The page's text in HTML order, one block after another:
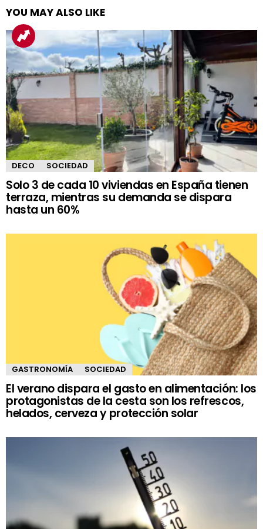
YOU MAY ALSO LIKE
DECO SOCIEDAD
Solo 3 de cada 10 viviendas en España tienen
terraza, mientras su demanda se dispara
hasta un 60%
GASTRONOMÍA SOCIEDAD
El verano dispara el gasto en alimentación: los
protagonistas de la cesta son los refrescos,
helados, cerveza y protección solar